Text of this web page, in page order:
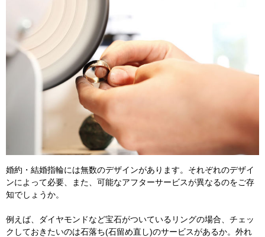
婚約・結婚指輪には無数のデザインがあります。それぞれのデザイ
ンによって必要、また、可能なアフターサービスが異なるのをご存
知でしょうか。
例えば、ダイヤモンドなど宝石がついているリングの場合、チェッ
クしておきたいのは石落ち(石留め直し)のサービスがあるか。外れ